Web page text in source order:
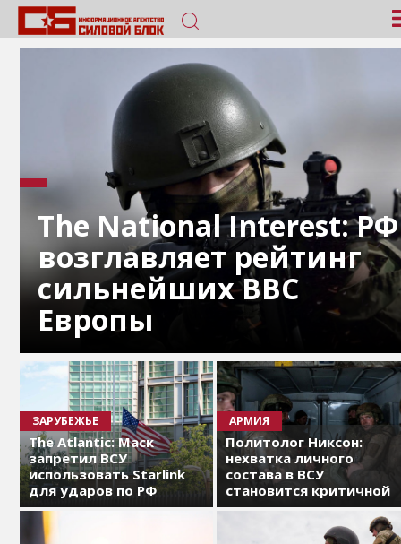
The National Interest: РФ
возглавляет рейтинг
сильнейших ВВС
Европы
ЗАРУБЕЖЬЕ
The Atlantic: Маск
запретил ВСУ
использовать Starlink
для ударов по РФ
АРМИЯ
Политолог Никсон:
нехватка личного
состава в ВСУ
становится критичной